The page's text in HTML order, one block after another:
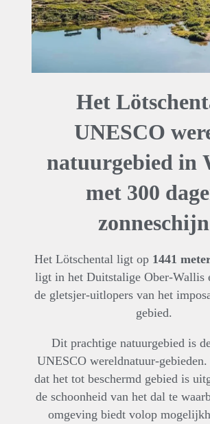
Het
UNESCO
natuurgebied in
met 300
zonneschijn
Het Lötschental ligt op 1441
ligt in het Duitstalige Ober-Wallis
de gletsjer-uitlopers van het
gebied.
Dit prachtige natuurgebied is
UNESCO wereldnatuur-
dat het tot beschermd gebied is
de schoonheid van het dal te
omgeving biedt volop